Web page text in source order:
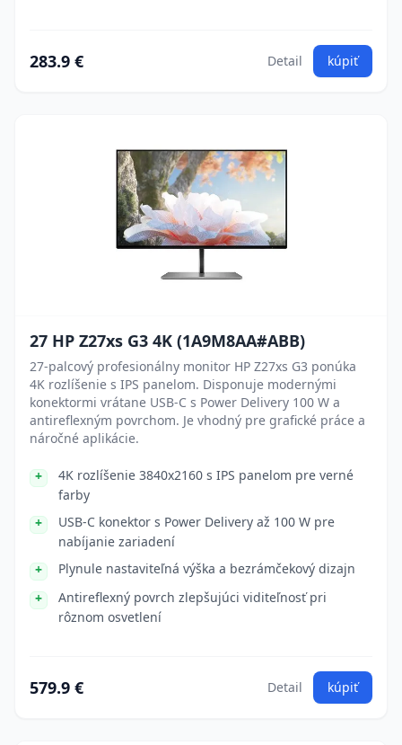
283.9 € Detail kúpiť
27 HP Z27xs G3 4K (1A9M8AA#ABB)
27-palcový profesionálny monitor HP Z27xs G3 ponúka
4K rozlíšenie s IPS panelom. Disponuje modernými
konektormi vrátane USB-C s Power Delivery 100 W a
antireflexným povrchom. Je vhodný pre grafické práce a
náročné aplikácie.
4K rozlíšenie 3840x2160 s IPS panelom pre verné
farby
USB-C konektor s Power Delivery až 100 W pre
nabíjanie zariadení
Plynule nastaviteľná výška a bezrámčekový dizajn
Antireflexný povrch zlepšujúci viditeľnosť pri
rôznom osvetlení
579.9 € Detail kúpiť